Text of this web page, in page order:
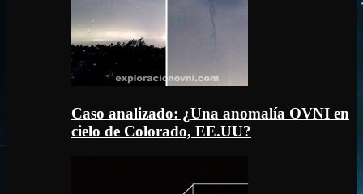
Caso analizado: ¿Una anomalía OVNI en
cielo de Colorado, EE.UU?